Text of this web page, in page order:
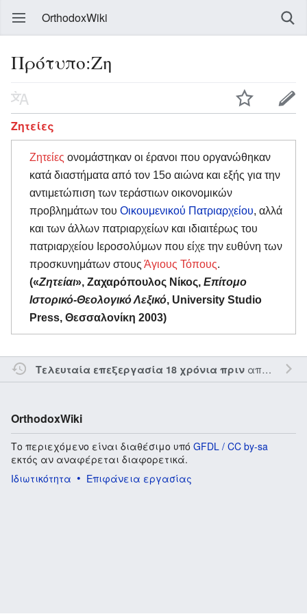
OrthodoxWiki
Πρότυπο:Ζη
Ζητείες
Ζητείες ονομάστηκαν οι έρανοι που οργανώθηκαν
κατά διαστήματα από τον 15ο αιώνα και εξής για την
αντιμετώπιση των τεράστιων οικονομικών
προβλημάτων του Οικουμενικού Πατριαρχείου, αλλά
και των άλλων πατριαρχείων και ιδιαιτέρως του
πατριαρχείου Ιεροσολύμων που είχε την ευθύνη των
προσκυνημάτων στους Άγιους Τόπους.
(«Ζητείαι», Ζαχαρόπουλος Νίκος, Επίτομο
Ιστορικό-Θεολογικό Λεξικό, University Studio
Press, Θεσσαλονίκη 2003)
Τελευταία επεξεργασία 18 χρόνια πριναπό τον την
OrthodoxWiki
Το περιεχόμενο είναι διαθέσιμο υπό GFDL / CC by-sa
εκτός αν αναφέρεται διαφορετικά.
Ιδιωτικότητα
Επιφάνεια εργασίας